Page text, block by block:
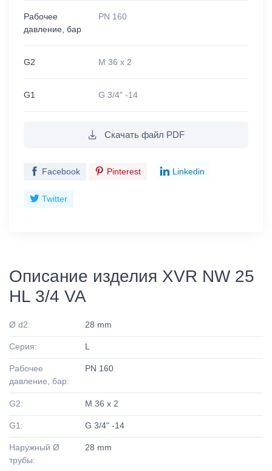
Рабочее
давление, бар
PN 160
G2 M 36 x 2
G1 G 3/4" -14
Скачать файл PDF
Facebook Pinterest Linkedin
Twitter
Описание изделия XVR NW 25
HL 3/4 VA
Ø d2: 28 mm
Серия: L
Рабочее
давление, бар:
PN 160
G2: M 36 x 2
G1: G 3/4" -14
Наружный Ø
трубы:
28 mm